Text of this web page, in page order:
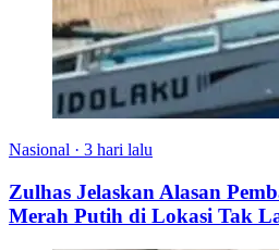
Nasional · 3 hari lalu
Zulhas Jelaskan Alasan
Merah Putih di Lokasi Tak